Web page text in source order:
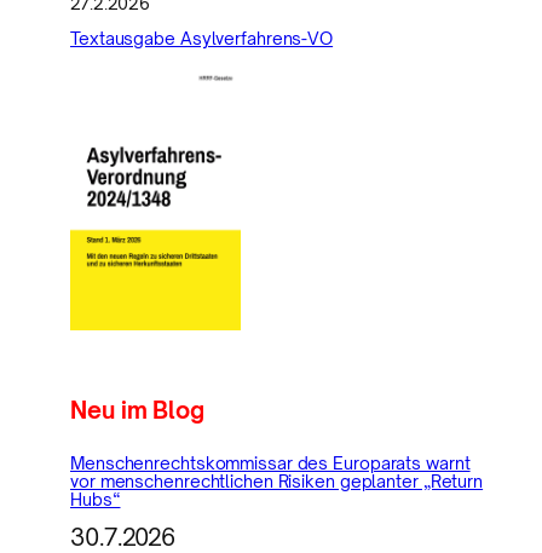
Textausgabe Asylverfahrens-VO
Neu im Blog
Menschenrechtskommissar des Europarats warnt
vor menschenrechtlichen Risiken geplanter „Return
Hubs“
30.7.2026